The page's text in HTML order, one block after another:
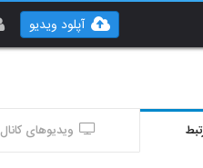
آپلود ویدیو
ویدیوهای کانال